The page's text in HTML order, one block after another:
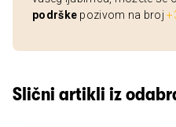
podrške pozivom na broj
Slični artikli iz